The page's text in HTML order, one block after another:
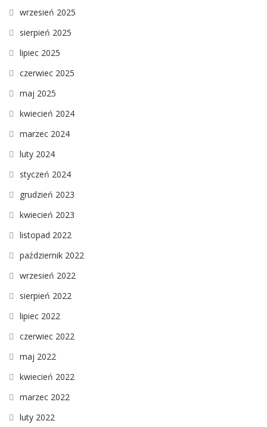
wrzesień 2025
sierpień 2025
lipiec 2025
czerwiec 2025
maj 2025
kwiecień 2024
marzec 2024
luty 2024
styczeń 2024
grudzień 2023
kwiecień 2023
listopad 2022
październik 2022
wrzesień 2022
sierpień 2022
lipiec 2022
czerwiec 2022
maj 2022
kwiecień 2022
marzec 2022
luty 2022